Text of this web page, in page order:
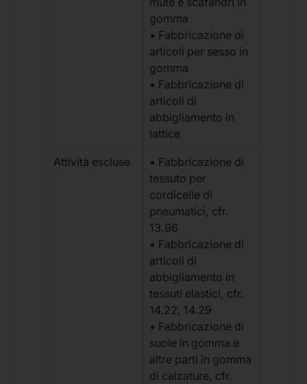
gomma
• Fabbricazione di
articoli per sesso in
gomma
• Fabbricazione di
articoli di
abbigliamento in
lattice
Attività escluse
• Fabbricazione di
tessuto per
cordicelle di
pneumatici, cfr.
13.96
• Fabbricazione di
articoli di
abbigliamento in
tessuti elastici, cfr.
14.22, 14.29
• Fabbricazione di
suole in gomma e
altre parti in gomma
di calzature, cfr.